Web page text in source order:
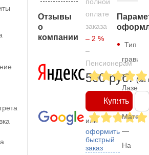
Отзывы
о
компании
оплате
заказа
– 2 %
–
Пенсионерам
500 руб. (за
Купить
или
оформить
быстрый
заказ
Тип
—
—
На